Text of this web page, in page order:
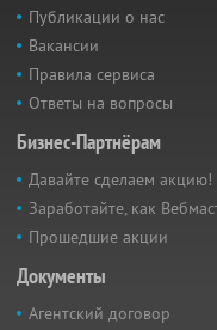
Публикации о нас
Вакансии
Правила сервиса
Ответы на вопросы
Бизнес-Партнёрам
Давайте сделаем акцию!
Заработайте, как
Прошедшие акции
Документы
Агентский договор